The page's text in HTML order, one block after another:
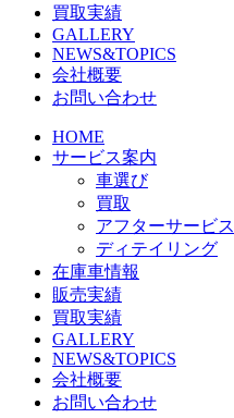
買取実績
GALLERY
NEWS&TOPICS
会社概要
お問い合わせ
HOME
サービス案内
車選び
買取
アフターサービス
ディテイリング
在庫車情報
販売実績
買取実績
GALLERY
NEWS&TOPICS
会社概要
お問い合わせ